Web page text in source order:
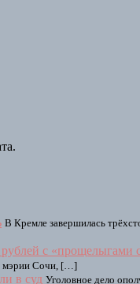
В Кремле завершилась
с «прощелыгами
мэрии Сочи, […]
в суд Уголовное дело